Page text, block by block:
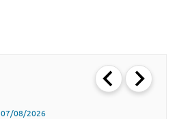
07/08/2026